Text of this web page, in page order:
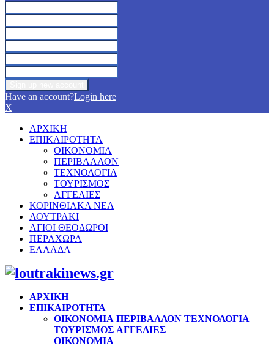
Have an account?Login here
X
ΑΡΧΙΚΗ
ΕΠΙΚΑΙΡΟΤΗΤΑ
ΟΙΚΟΝΟΜΙΑ
ΠΕΡΙΒΑΛΛΟΝ
ΤΕΧΝΟΛΟΓΙΑ
ΤΟΥΡΙΣΜΟΣ
ΑΓΓΕΛΙΕΣ
ΚΟΡΙΝΘΙΑΚΑ ΝΕΑ
ΛΟΥΤΡΑΚΙ
ΑΓΙΟΙ ΘΕΟΔΩΡΟΙ
ΠΕΡΑΧΩΡΑ
ΕΛΛΑΔΑ
Facebook
Twitter
Instagram
Pinterest
Youtube
ΑΡΧΙΚΗ
ΕΠΙΚΑΙΡΟΤΗΤΑ
ΟΙΚΟΝΟΜΙΑ ΠΕΡΙΒΑΛΛΟΝ ΤΕΧΝΟΛΟΓΙΑ
ΤΟΥΡΙΣΜΟΣ ΑΓΓΕΛΙΕΣ
ΟΙΚΟΝΟΜΙΑ